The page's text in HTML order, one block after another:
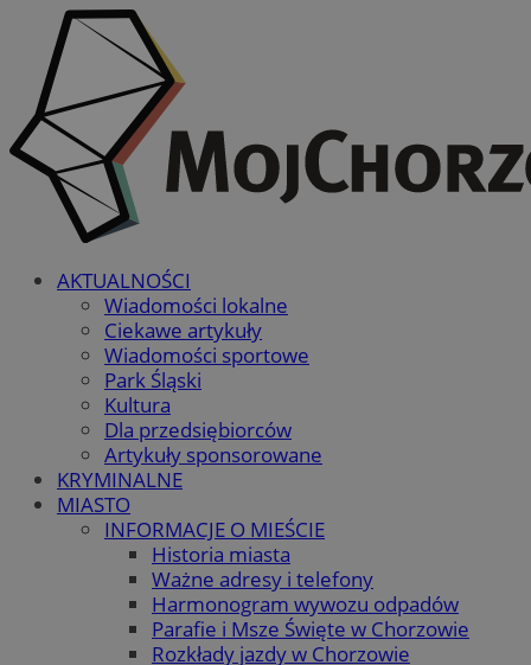
AKTUALNOŚCI
Wiadomości lokalne
Ciekawe artykuły
Wiadomości sportowe
Park Śląski
Kultura
Dla przedsiębiorców
Artykuły sponsorowane
KRYMINALNE
MIASTO
INFORMACJE O MIEŚCIE
Historia miasta
Ważne adresy i telefony
Harmonogram wywozu odpadów
Parafie i Msze Święte w Chorzowie
Rozkłady jazdy w Chorzowie